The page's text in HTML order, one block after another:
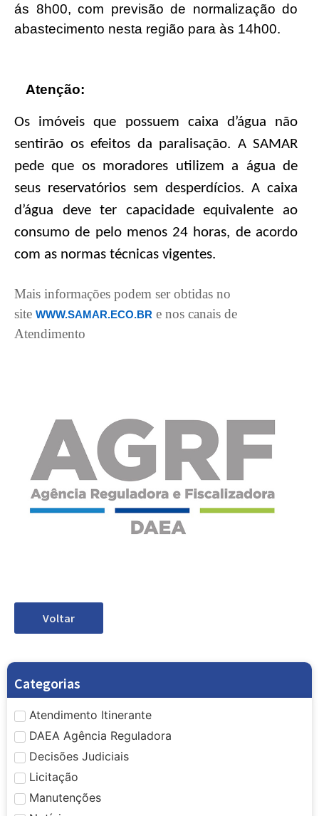
ás 8h00, com previsão de normalização do
abastecimento nesta região para às 14h00.
Atenção:
Os imóveis que possuem caixa d’água não
sentirão os efeitos da paralisação. A SAMAR
pede que os moradores utilizem a água de
seus reservatórios sem desperdícios. A caixa
d’água deve ter capacidade equivalente ao
consumo de pelo menos 24 horas, de acordo
com as normas técnicas vigentes.
Mais informações podem ser obtidas no
site WWW.SAMAR.ECO.BR e nos canais de
Atendimento
Voltar
Categorias
Atendimento Itinerante
DAEA Agência Reguladora
Decisões Judiciais
Licitação
Manutenções